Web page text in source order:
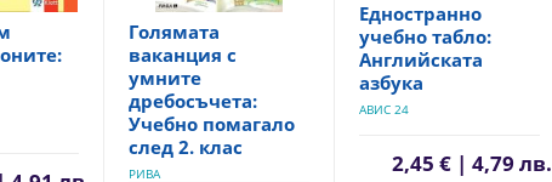
Голямата
ваканция с
умните
дребосъчета:
Учебно помагало
след 2. клас
РИВА
Едностранно
учебно табло:
Английската
азбука
АВИС 24
2,45 € | 4,79 лв.